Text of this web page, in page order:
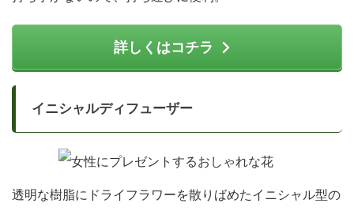
詳しくはコチラ
イニシャルディフューザー
透明な樹脂にドライフラワーを散りばめたイニシャル型の